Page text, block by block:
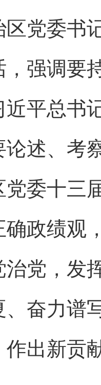
区党委书
，强调要
近平总书
述、考
委十三
政绩观
治党，发
奋力谱
出新贡